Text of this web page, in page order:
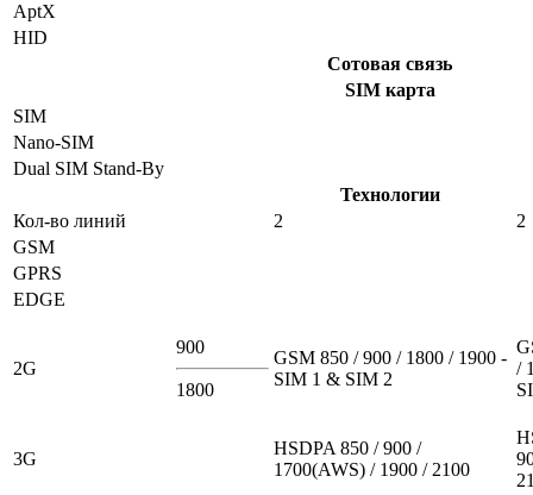
AptX
HID
Сотовая связь
SIM карта
SIM
Nano-SIM
Dual SIM Stand-By
Технологии
Кол-во линий
2
2
GSM
GPRS
EDGE
2G
900
1800
GSM 850 / 900 / 1800 / 1900 -
SIM 1 & SIM 2
/
3G
HSDPA 850 / 900 /
1700(AWS) / 1900 / 2100